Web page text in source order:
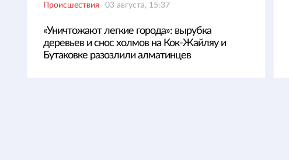
Происшествия 03 августа, 15:37
«Уничтожают легкие города»: вырубка
деревьев и снос холмов на Кок-Жайляу и
Бутаковке разозлили алматинцев